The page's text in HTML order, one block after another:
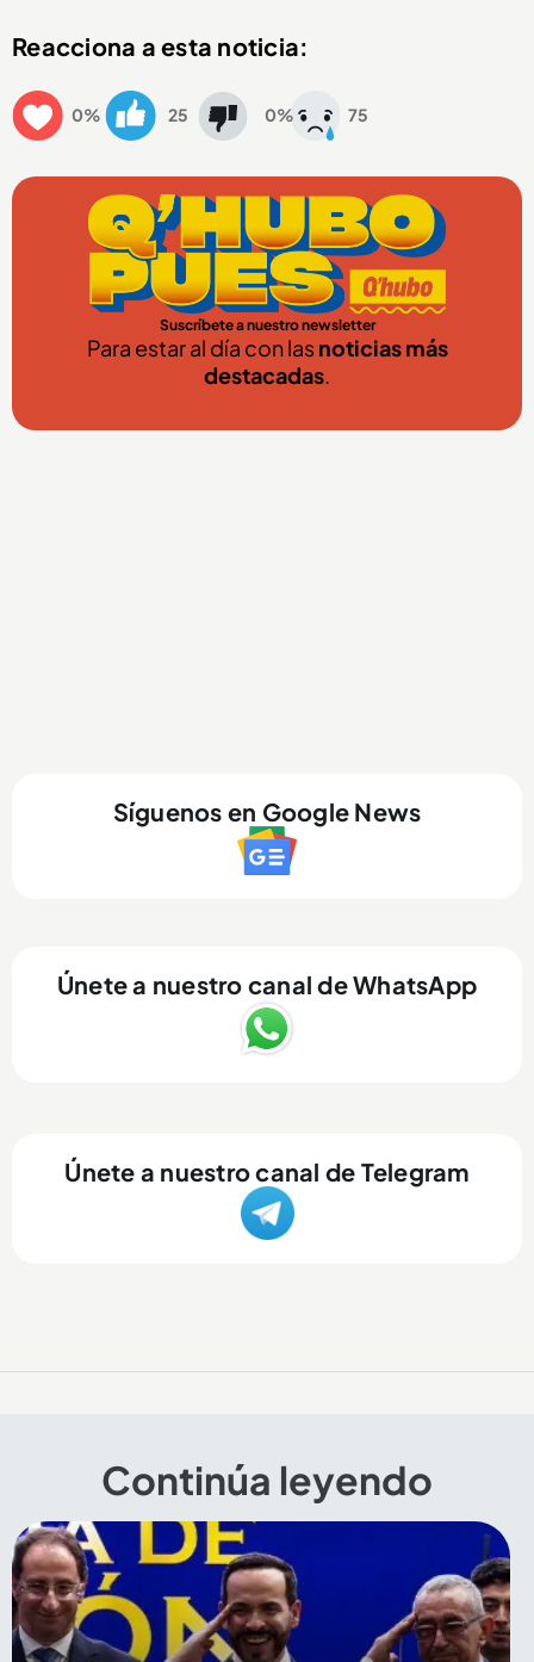
Reacciona a esta noticia:
0% 25 0% 75
Suscríbete a nuestro newsletter
Para estar al día con lasnoticias más
destacadas.
Síguenos en Google News
Únete a nuestro canal de WhatsApp
Únete a nuestro canal de Telegram
Continúa leyendo